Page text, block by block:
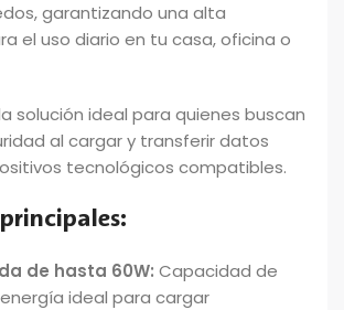
garantizando una alta
el uso diario en tu casa, oficina o
solución ideal para quienes buscan
al cargar y transferir datos
tecnológicos compatibles.
de hasta 60W: Capacidad de
ideal para cargar